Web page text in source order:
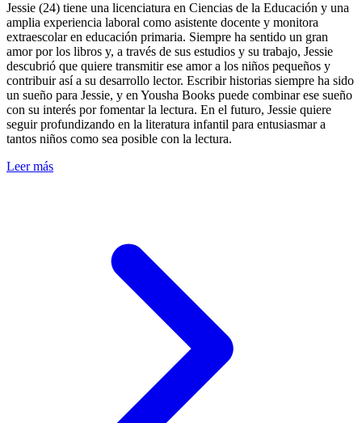
Jessie (24) tiene una licenciatura en Ciencias de la Educación y una
amplia experiencia laboral como asistente docente y monitora
extraescolar en educación primaria. Siempre ha sentido un gran
amor por los libros y, a través de sus estudios y su trabajo, Jessie
descubrió que quiere transmitir ese amor a los niños pequeños y
contribuir así a su desarrollo lector. Escribir historias siempre ha sido
un sueño para Jessie, y en Yousha Books puede combinar ese sueño
con su interés por fomentar la lectura. En el futuro, Jessie quiere
seguir profundizando en la literatura infantil para entusiasmar a
tantos niños como sea posible con la lectura.
Leer más